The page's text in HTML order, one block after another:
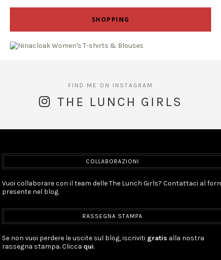
SHOPPING
THE LUNCH GIRLS
COLLABORAZIONI
Vuoi collaborare con il team delle The Lunch Girls? Contattaci al
presente nel blog.
RASSEGNA STAMPA
Se non vuoi perdere le uscite sul blog, iscriviti gratis alla nostra
rassegna stampa. Clicca qui.